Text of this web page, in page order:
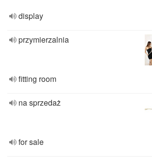
display
przymierzalnia
fitting room
na sprzedaż
for sale